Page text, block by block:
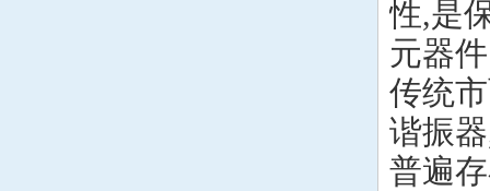
性,是
元器
传统
谐振
普遍